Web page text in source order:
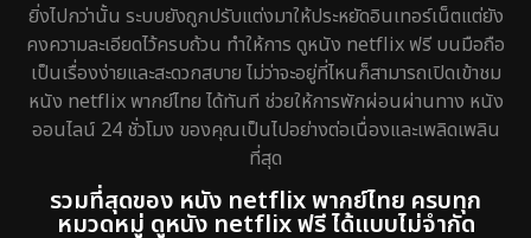
ยิ่งไปกว่านั้น ระบบยังถูกปรับแต่งมาให้ประหยัดอินเทอร์เน็ตแต่ยัง
คงความละเอียดไว้ครบถ้วน ทำให้การ ดูหนัง netflix ฟรี บนมือถือ
เป็นเรื่องง่ายและสะดวกสบาย ไม่ว่าจะอยู่ที่ไหนก็สามารถเปิดเข้าชม
หนัง netflix พากย์ไทย ได้ทันที ช่วยให้การพักผ่อนผ่านทาง หนัง
ออนไลน์ 24 ชั่วโมง ของคุณเป็นไปอย่างต่อเนื่องและเพลิดเพลิน
ที่สุด
รวมที่สุดของ หนัง netflix พากย์ไทย ครบทุก
หมวดหมู่ ดูหนัง netflix ฟรี ได้แบบไม่จำกัด